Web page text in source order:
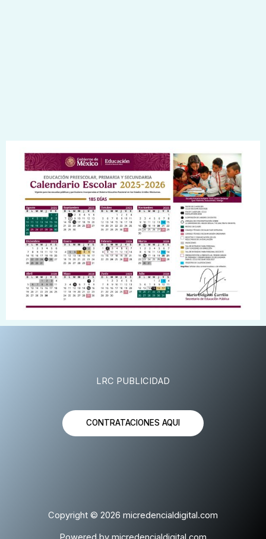
LRC PUBLICIDAD
CONTRATACIONES AQUI
Copyright © 2026 micredencialdigital.com